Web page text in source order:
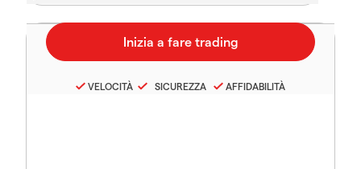
VELOCITÀ SICUREZZA AFFIDABILITÀ